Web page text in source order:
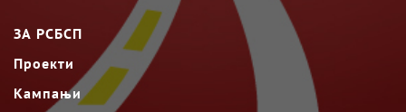
ЗА РСБСП
Проекти
Кампањи